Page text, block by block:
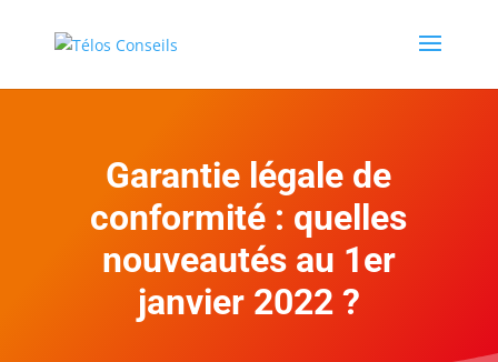
Garantie légale de
conformité : quelles
nouveautés au 1er
janvier 2022 ?